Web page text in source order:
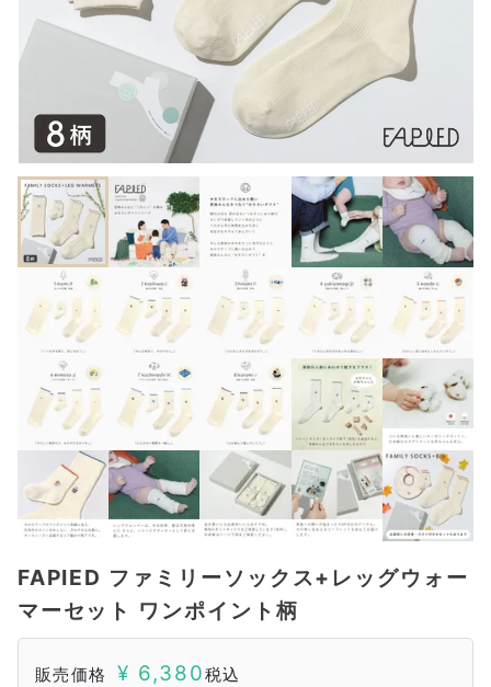
FAPIED ファミリーソックス+レッグウォー
マーセット ワンポイント柄
販売価格 ¥ 6,380税込